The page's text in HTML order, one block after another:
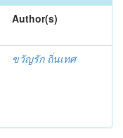
Author(s)
ขวัญรัก ถิ่นเทศ